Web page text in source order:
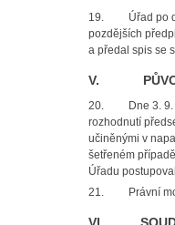
19. Úřad po
pozdějších
a předal spis se
V.
20. Dne 3. 9.
rozhodnutí
učiněnými v
šetřeném
Úřadu
21. Právní moci